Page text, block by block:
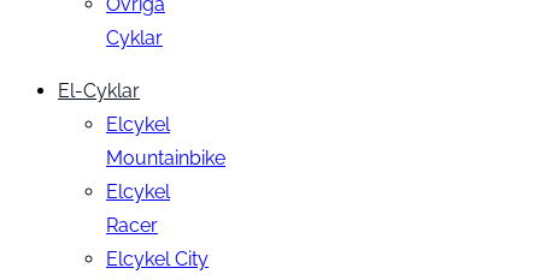
Cyklar
El-Cyklar
Elcykel
Mountainbike
Elcykel
Racer
Elcykel City